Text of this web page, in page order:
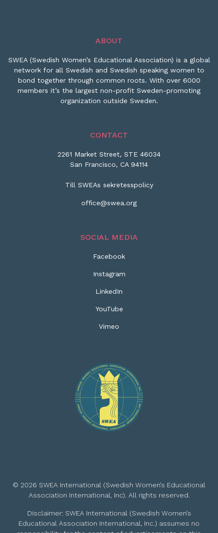
ABOUT
SWEA (Swedish Women’s Educational Association) is a global
network for all Swedish and Swedish speaking women to
bond together through common roots. With over 6000
members it’s the largest non-profit Sweden-promoting
organization outside Sweden.
CONTACT
2261 Market Street, STE 46034
San Francisco, CA 94114
Till SWEAs sekretesspolicy
office@swea.org
SOCIAL MEDIA
Facebook
Instagram
LinkedIn
YouTube
Vimeo
© 2026 SWEA International (Swedish Women’s Educational
Association International, Inc). All rights reserved.
Disclaimer: SWEA International (Swedish Women’s
Educational Association International, Inc.) assumes no